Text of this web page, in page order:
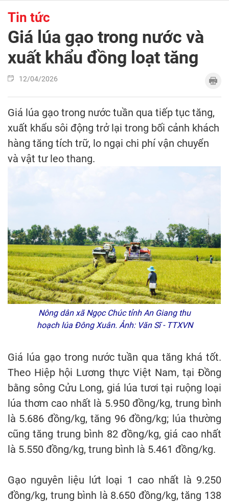
Tin tức
Giá lúa gạo trong nước và
xuất khẩu đồng loạt tăng
12/04/2026
Giá lúa gạo trong nước tuần qua tiếp tục tăng,
xuất khẩu sôi động trở lại trong bối cảnh khách
hàng tăng tích trữ, lo ngại chi phí vận chuyển
và vật tư leo thang.
Nông dân xã Ngọc Chúc tỉnh An Giang thu
hoạch lúa Đông Xuân. Ảnh: Văn Sĩ - TTXVN
Giá lúa gạo trong nước tuần qua tăng khá tốt.
Theo Hiệp hội Lương thực Việt Nam, tại Đồng
bằng sông Cửu Long, giá lúa tươi tại ruộng loại
lúa thơm cao nhất là 5.950 đồng/kg, trung bình
là 5.686 đồng/kg, tăng 96 đồng/kg; lúa thường
cũng tăng trung bình 82 đồng/kg, giá cao nhất
là 5.550 đồng/kg, trung bình là 5.461 đồng/kg.
Gạo nguyên liệu lứt loại 1 cao nhất là 9.250
đồng/kg, trung bình là 8.650 đồng/kg, tăng 138